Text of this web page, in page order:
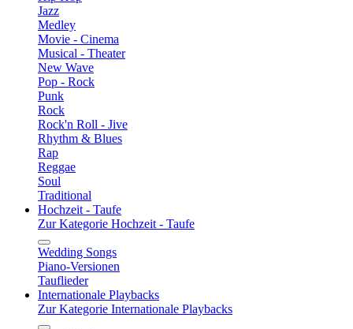
Jazz
Medley
Movie - Cinema
Musical - Theater
New Wave
Pop - Rock
Punk
Rock
Rock'n Roll - Jive
Rhythm & Blues
Rap
Reggae
Soul
Traditional
Hochzeit - Taufe
Zur Kategorie Hochzeit - Taufe
Wedding Songs
Piano-Versionen
Tauflieder
Internationale Playbacks
Zur Kategorie Internationale Playbacks